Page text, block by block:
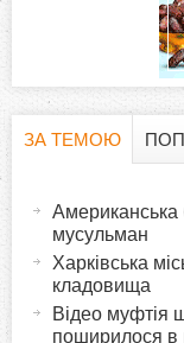
ЗА ТЕМОЮ
Американська
мусульман
Харківська
кладовища
Відео муфтія
поширилося в